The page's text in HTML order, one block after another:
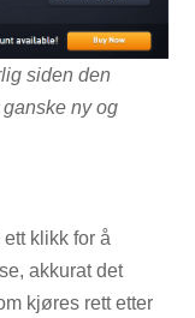
siden den
ny og
klikk for å
akkurat det
kjøres rett etter